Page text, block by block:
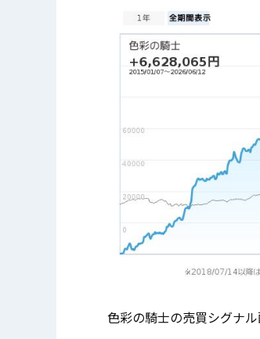
色彩の騎士の売買シグナ